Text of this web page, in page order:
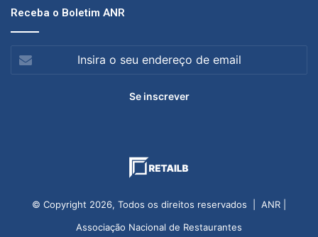
Receba o Boletim ANR
© Copyright 2026, Todos os direitos reservados | ANR |
Associação Nacional de Restaurantes